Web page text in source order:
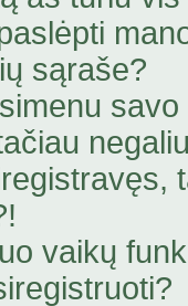
sąraše?
vaikų